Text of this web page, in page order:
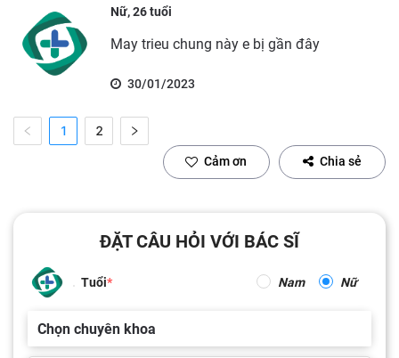
Nữ, 26 tuổi
May trieu chung này e bị gần đây
30/01/2023
1 2
Cảm ơn Chia sẻ
ĐẶT CÂU HỎI VỚI BÁC SĨ
Tuổi Nam Nữ
Chọn chuyên khoa